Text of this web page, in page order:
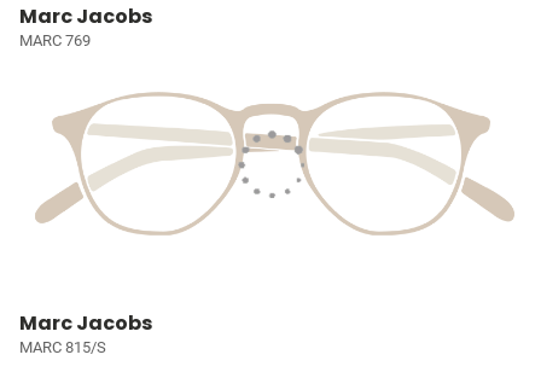
Marc Jacobs
MARC 769
Marc Jacobs
MARC 815/S